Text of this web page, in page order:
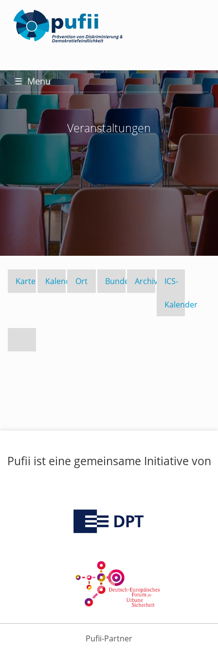
☰ Menu
Veranstaltungen
Karte KalenderOrt Bundesland
Archiv ICS-
Kalender
Pufii ist eine gemeinsame Initiative von
Pufii-Partner